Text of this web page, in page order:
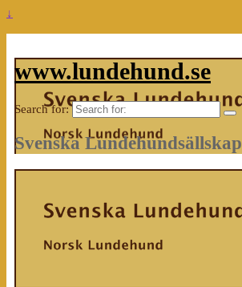
↓
www.lundehund.se
Search for:
Svenska